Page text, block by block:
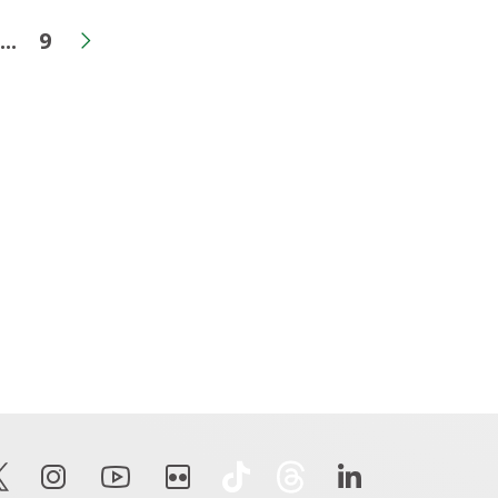
...Páginas intermediárias
Página
9